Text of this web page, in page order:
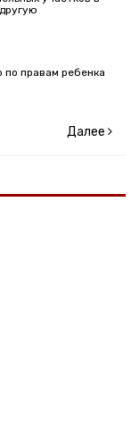
по правам ребенка
Далее